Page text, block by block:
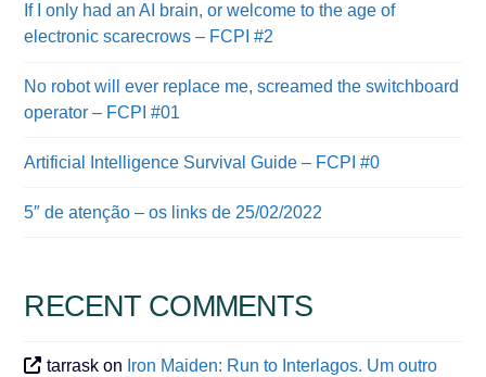
If I only had an AI brain, or welcome to the age of
electronic scarecrows – FCPI #2
No robot will ever replace me, screamed the switchboard
operator – FCPI #01
Artificial Intelligence Survival Guide – FCPI #0
5″ de atenção – os links de 25/02/2022
RECENT COMMENTS
tarrask on Iron Maiden: Run to Interlagos. Um outro